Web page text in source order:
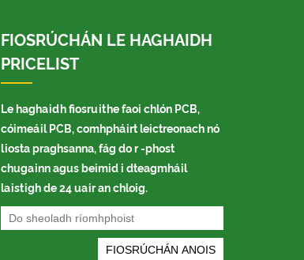
FIOSRÚCHÁN LE HAGHAIDH
PRICELIST
Le haghaidh fiosruithe faoi chlón PCB,
cóimeáil PCB, comhpháirt leictreonach nó
liosta praghsanna, fág do r -phost
chugainn agus beimid i dteagmháil
laistigh de 24 uair an chloig.